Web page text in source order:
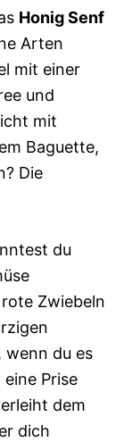
Honig Senf
Arten
mit einer
und
mit
Baguette,
Die
du
Zwiebeln
wenn du es
Prise
dem
dich